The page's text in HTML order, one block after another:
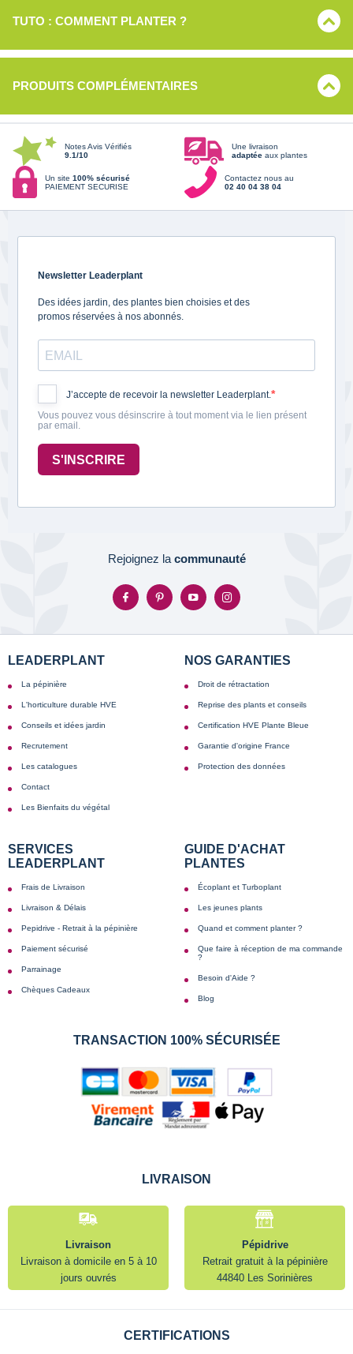
TUTO : COMMENT PLANTER ?
PRODUITS COMPLÉMENTAIRES
Notes Avis Vérifiés
9.1/10
Une livraison
adaptée aux plantes
Un site 100% sécurisé
PAIEMENT SECURISE
Contactez nous au
02 40 04 38 04
Newsletter Leaderplant
Des idées jardin, des plantes bien choisies et des
promos réservées à nos abonnés.
J’accepte de recevoir la newsletter Leaderplant.
Vous pouvez vous désinscrire à tout moment via le lien présent
par email.
S'INSCRIRE
Rejoignez la communauté
LEADERPLANT
La pépinière
L'horticulture durable HVE
Conseils et idées jardin
Recrutement
Les catalogues
Contact
Les Bienfaits du végétal
NOS GARANTIES
Droit de rétractation
Reprise des plants et conseils
Certification HVE Plante Bleue
Garantie d'origine France
Protection des données
SERVICES
LEADERPLANT
Frais de Livraison
Livraison & Délais
Pepidrive - Retrait à la pépinière
Paiement sécurisé
Parrainage
Chèques Cadeaux
GUIDE D'ACHAT
PLANTES
Écoplant et Turboplant
Les jeunes plants
Quand et comment planter ?
Que faire à réception de ma commande
?
Besoin d'Aide ?
Blog
TRANSACTION 100% SÉCURISÉE
LIVRAISON
Livraison
Livraison à domicile en 5 à 10
jours ouvrés
Pépidrive
Retrait gratuit à la pépinière
44840 Les Sorinières
CERTIFICATIONS